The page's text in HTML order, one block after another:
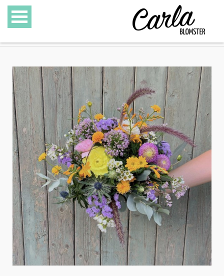
SPECIALITETER
GAVEKURVE
GAVEKORT
GALLERI
OM CARLA BLOMSTER